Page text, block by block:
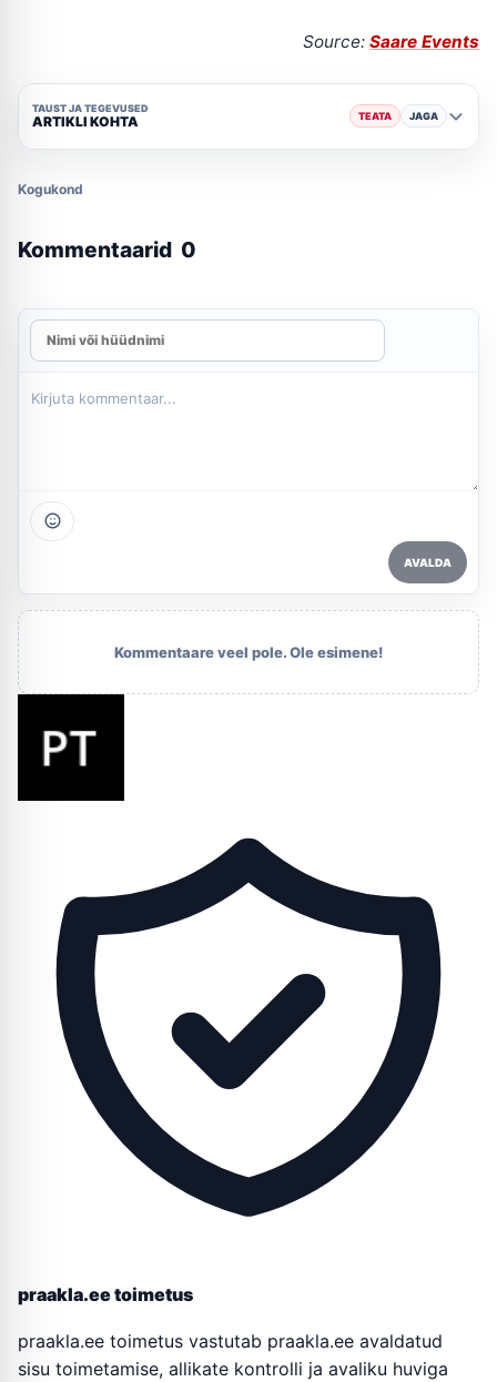
Source: Saare Events
TAUST JA TEGEVUSED
ARTIKLI KOHTA TEATA JAGA
Kogukond
Kommentaarid 0
AVALDA
Kommentaare veel pole. Ole esimene!
praakla.ee toimetus
praakla.ee toimetus vastutab praakla.ee avaldatud
sisu toimetamise, allikate kontrolli ja avaliku huviga